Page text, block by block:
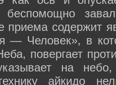
беспомощно
приема содержит
Человек», в
повергает
на
айкидо